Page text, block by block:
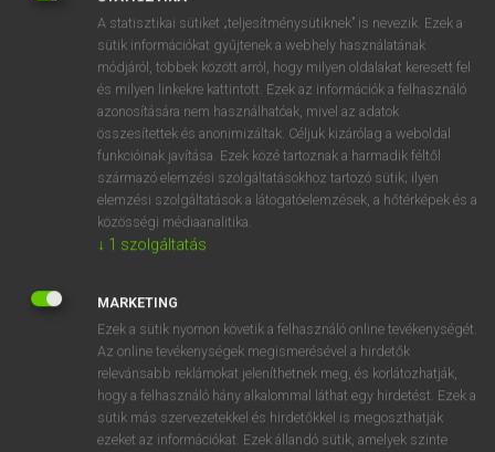
VAN ELŐFIZETÉSED?
Van előfizetésem a teljes szócikk megtekintéséhez.
BELÉPÉS
NINCS ELŐFIZETÉSED?
Nincs regisztrációm és előfizetésem. A szótár 2 órás,
díjmentes próbaverziójának elindításához regisztrálok és
belépek.
A statisztikai sütiket „teljesítménysütiknek” is nevezik. Ezek a
sütik információkat gyűjtenek a webhely használatának
módjáról, többek között arról, hogy milyen oldalakat keresett fel
és milyen linkekre kattintott. Ezek az információk a felhasználó
azonosítására nem használhatóak, mivel az adatok
összesítettek és anonimizáltak. Céljuk kizárólag a weboldal
funkcióinak javítása. Ezek közé tartoznak a harmadik féltől
származó elemzési szolgáltatásokhoz tartozó sütik; ilyen
elemzési szolgáltatások a látogatóelemzések, a hőtérképek és a
közösségi médiaanalitika.
↓ 1 szolgáltatás
MARKETING
Ezek a sütik nyomon követik a felhasználó online tevékenységét.
Az online tevékenységek megismerésével a hirdetők
relevánsabb reklámokat jeleníthetnek meg, és korlátozhatják,
hogy a felhasználó hány alkalommal láthat egy hirdetést. Ezek a
sütik más szervezetekkel és hirdetőkkel is megoszthatják
ezeket az információkat. Ezek állandó sütik, amelyek szinte
n m , . AltGr